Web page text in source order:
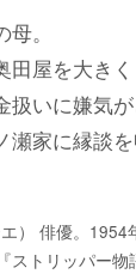
。
田屋を大き
扱いに嫌気
家に縁談を
） 俳優。1954
ストリッパー